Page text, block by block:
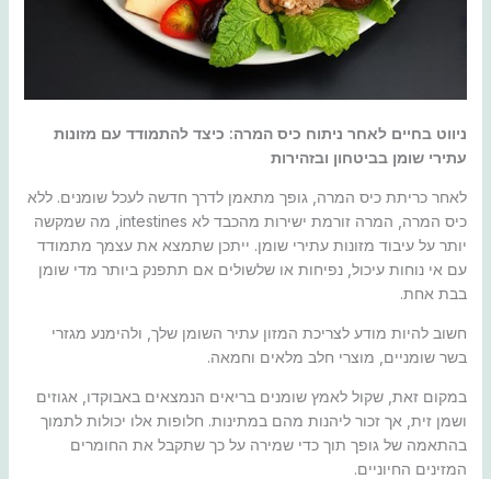
ניווט בחיים לאחר ניתוח כיס המרה: כיצד להתמודד עם מזונות
עתירי שומן בביטחון ובזהירות
לאחר כריתת כיס המרה, גופך מתאמן לדרך חדשה לעכל שומנים. ללא
כיס המרה, המרה זורמת ישירות מהכבד לא intestines, מה שמקשה
יותר על עיבוד מזונות עתירי שומן. ייתכן שתמצא את עצמך מתמודד
עם אי נוחות עיכול, נפיחות או שלשולים אם תתפנק ביותר מדי שומן
בבת אחת.
חשוב להיות מודע לצריכת המזון עתיר השומן שלך, ולהימנע מגזרי
בשר שומניים, מוצרי חלב מלאים וחמאה.
במקום זאת, שקול לאמץ שומנים בריאים הנמצאים באבוקדו, אגוזים
ושמן זית, אך זכור ליהנות מהם במתינות. חלופות אלו יכולות לתמוך
בהתאמה של גופך תוך כדי שמירה על כך שתקבל את החומרים
המזינים החיוניים.